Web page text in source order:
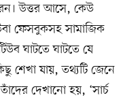
উত্তর আসে, কেউ
ফেসবুকসহ সামাজিক
ঘাটতে ঘাটতে যে
শেখা যায়, তথ্যটি জেনে
দেখানো হয়, ‘সার্চ